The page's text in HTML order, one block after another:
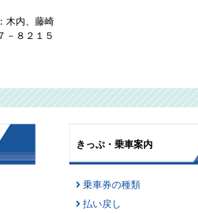
内、藤崎
８２１５
きっぷ・乗車案内
乗車券の種類
払い戻し